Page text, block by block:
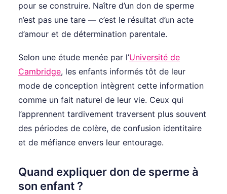
pour se construire. Naître d’un don de sperme
n’est pas une tare — c’est le résultat d’un acte
d’amour et de détermination parentale.
Selon une étude menée par l’Université de
Cambridge, les enfants informés tôt de leur
mode de conception intègrent cette information
comme un fait naturel de leur vie. Ceux qui
l’apprennent tardivement traversent plus souvent
des périodes de colère, de confusion identitaire
et de méfiance envers leur entourage.
Quand expliquer don de sperme à
son enfant ?